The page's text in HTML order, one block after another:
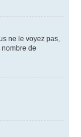
ne le voyez pas,
de